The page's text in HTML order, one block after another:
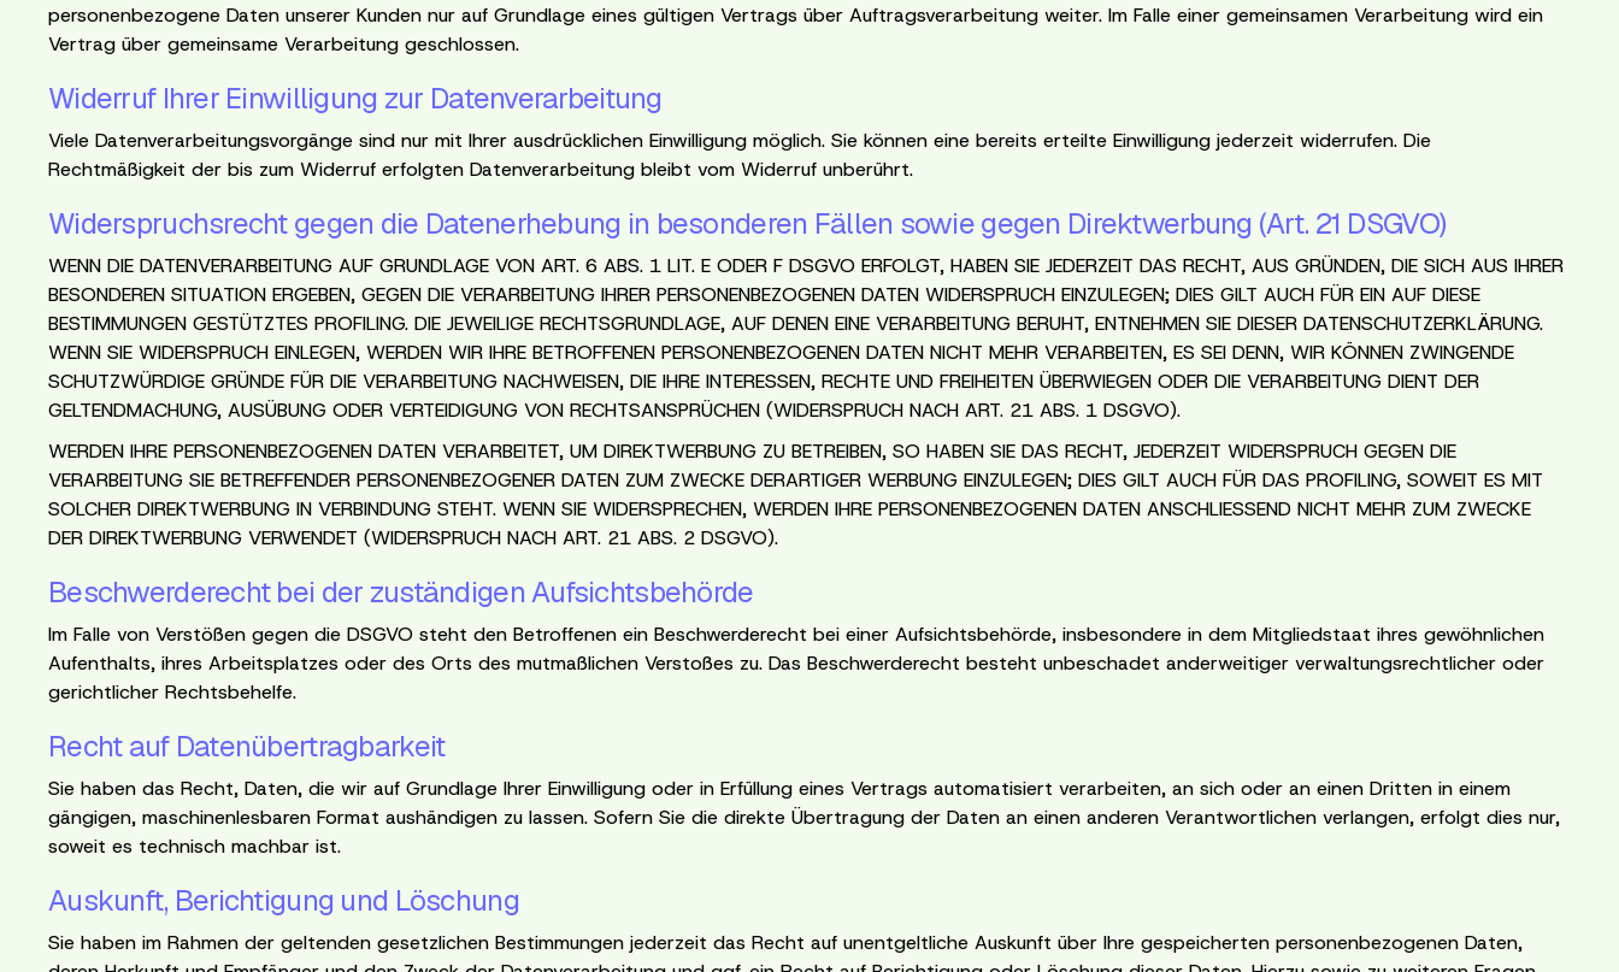
personenbezogene Daten unserer Kunden nur auf Grundlage eines gültigen Vertrags über Auftragsverarbeitung weiter. Im Falle einer gemeinsamen Verarbeitung wird ein
Vertrag über gemeinsame Verarbeitung geschlossen.
Widerruf Ihrer Einwilligung zur Datenverarbeitung
Viele Datenverarbeitungsvorgänge sind nur mit Ihrer ausdrücklichen Einwilligung möglich. Sie können eine bereits erteilte Einwilligung jederzeit widerrufen. Die
Rechtmäßigkeit der bis zum Widerruf erfolgten Datenverarbeitung bleibt vom Widerruf unberührt.
Widerspruchsrecht gegen die Datenerhebung in besonderen Fällen sowie gegen Direktwerbung (Art. 21 DSGVO)
WENN DIE DATENVERARBEITUNG AUF GRUNDLAGE VON ART. 6 ABS. 1 LIT. E ODER F DSGVO ERFOLGT, HABEN SIE JEDERZEIT DAS RECHT, AUS GRÜNDEN, DIE SICH AUS IHRER
BESONDEREN SITUATION ERGEBEN, GEGEN DIE VERARBEITUNG IHRER PERSONENBEZOGENEN DATEN WIDERSPRUCH EINZULEGEN; DIES GILT AUCH FÜR EIN AUF DIESE
BESTIMMUNGEN GESTÜTZTES PROFILING. DIE JEWEILIGE RECHTSGRUNDLAGE, AUF DENEN EINE VERARBEITUNG BERUHT, ENTNEHMEN SIE DIESER DATENSCHUTZERKLÄRUNG.
WENN SIE WIDERSPRUCH EINLEGEN, WERDEN WIR IHRE BETROFFENEN PERSONENBEZOGENEN DATEN NICHT MEHR VERARBEITEN, ES SEI DENN, WIR KÖNNEN ZWINGENDE
SCHUTZWÜRDIGE GRÜNDE FÜR DIE VERARBEITUNG NACHWEISEN, DIE IHRE INTERESSEN, RECHTE UND FREIHEITEN ÜBERWIEGEN ODER DIE VERARBEITUNG DIENT DER
GELTENDMACHUNG, AUSÜBUNG ODER VERTEIDIGUNG VON RECHTSANSPRÜCHEN (WIDERSPRUCH NACH ART. 21 ABS. 1 DSGVO).
WERDEN IHRE PERSONENBEZOGENEN DATEN VERARBEITET, UM DIREKTWERBUNG ZU BETREIBEN, SO HABEN SIE DAS RECHT, JEDERZEIT WIDERSPRUCH GEGEN DIE
VERARBEITUNG SIE BETREFFENDER PERSONENBEZOGENER DATEN ZUM ZWECKE DERARTIGER WERBUNG EINZULEGEN; DIES GILT AUCH FÜR DAS PROFILING, SOWEIT ES MIT
SOLCHER DIREKTWERBUNG IN VERBINDUNG STEHT. WENN SIE WIDERSPRECHEN, WERDEN IHRE PERSONENBEZOGENEN DATEN ANSCHLIESSEND NICHT MEHR ZUM ZWECKE
DER DIREKTWERBUNG VERWENDET (WIDERSPRUCH NACH ART. 21 ABS. 2 DSGVO).
Beschwerderecht bei der zuständigen Aufsichtsbehörde
Im Falle von Verstößen gegen die DSGVO steht den Betroffenen ein Beschwerderecht bei einer Aufsichtsbehörde, insbesondere in dem Mitgliedstaat ihres gewöhnlichen
Aufenthalts, ihres Arbeitsplatzes oder des Orts des mutmaßlichen Verstoßes zu. Das Beschwerderecht besteht unbeschadet anderweitiger verwaltungsrechtlicher oder
gerichtlicher Rechtsbehelfe.
Recht auf Datenübertragbarkeit
Sie haben das Recht, Daten, die wir auf Grundlage Ihrer Einwilligung oder in Erfüllung eines Vertrags automatisiert verarbeiten, an sich oder an einen Dritten in einem
gängigen, maschinenlesbaren Format aushändigen zu lassen. Sofern Sie die direkte Übertragung der Daten an einen anderen Verantwortlichen verlangen, erfolgt dies nur,
soweit es technisch machbar ist.
Auskunft, Berichtigung und Löschung
Sie haben im Rahmen der geltenden gesetzlichen Bestimmungen jederzeit das Recht auf unentgeltliche Auskunft über Ihre gespeicherten personenbezogenen Daten,